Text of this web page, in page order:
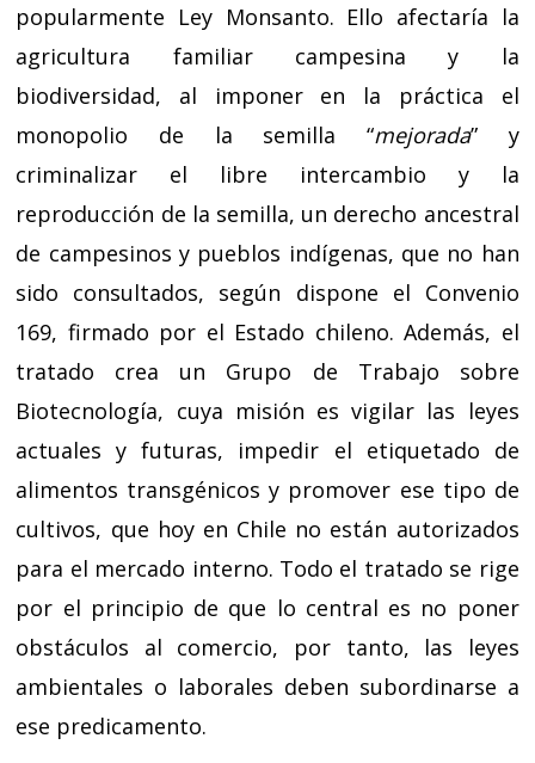
popularmente Ley Monsanto. Ello afectaría la
agricultura familiar campesina y la
biodiversidad, al imponer en la práctica el
monopolio de la semilla “mejorada” y
criminalizar el libre intercambio y la
reproducción de la semilla, un derecho ancestral
de campesinos y pueblos indígenas, que no han
sido consultados, según dispone el Convenio
169, firmado por el Estado chileno. Además, el
tratado crea un Grupo de Trabajo sobre
Biotecnología, cuya misión es vigilar las leyes
actuales y futuras, impedir el etiquetado de
alimentos transgénicos y promover ese tipo de
cultivos, que hoy en Chile no están autorizados
para el mercado interno. Todo el tratado se rige
por el principio de que lo central es no poner
obstáculos al comercio, por tanto, las leyes
ambientales o laborales deben subordinarse a
ese predicamento.